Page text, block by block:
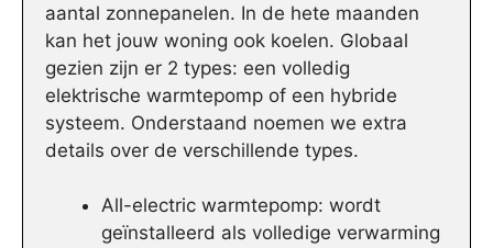
aantal zonnepanelen. In de hete maanden
kan het jouw woning ook koelen. Globaal
gezien zijn er 2 types: een volledig
elektrische warmtepomp of een hybride
systeem. Onderstaand noemen we extra
details over de verschillende types.
All-electric warmtepomp: wordt
geïnstalleerd als volledige verwarming